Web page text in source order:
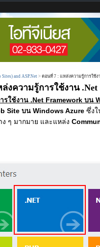
and ASP.Net > ตอนที่ 7 : แหล่งความรู้การใช้ง
งความรู้การใช้งาน .Net
รใช้งาน .Net Framework บน
Site บน Windows Azure ซึ่งใ
ง ๆ มากมาย และแหล่ง